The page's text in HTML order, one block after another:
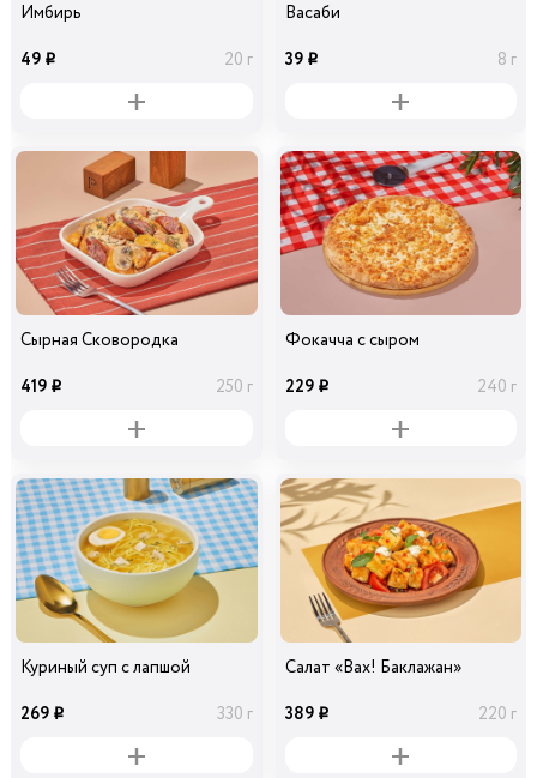
Имбирь
49 i 20 г
Васаби
39 i 8 г
Сырная Сковородка
419 i 250 г
Фокачча с сыром
229 i 240 г
Куриный суп с лапшой
269 i 330 г
Салат «Вах! Баклажан»
389 i 220 г